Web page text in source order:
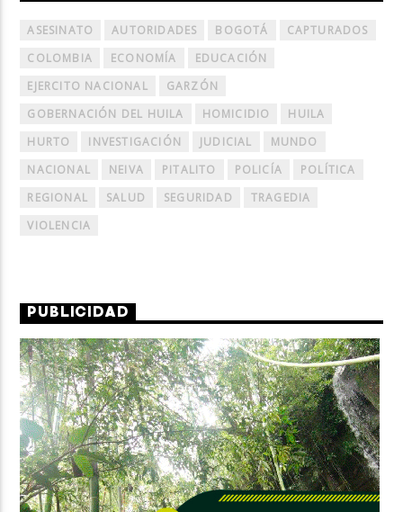
ASESINATO AUTORIDADES BOGOTÁ
CAPTURADOS
COLOMBIA
ECONOMÍA
EDUCACIÓN
EJERCITO NACIONAL
GARZÓN
GOBERNACIÓN DEL HUILA
HOMICIDIO
HUILA
HURTO
INVESTIGACIÓN JUDICIAL
MUNDO
NACIONAL
NEIVA PITALITO POLICÍA
POLÍTICA
REGIONAL
SALUD SEGURIDAD
TRAGEDIA
VIOLENCIA
PUBLICIDAD